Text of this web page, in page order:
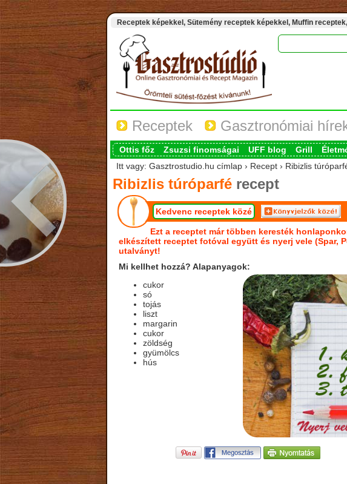
Receptek képekkel, Sütemény receptek képekkel, Muffin
Receptek Gasztronómiai
Ottis főz Zsuzsi finomságai UFF blog Grill
Itt vagy: Gasztrostudio.hu címlap › Recept › Ribizlis
Ribizlis túróparférecept
Kedvenc receptek közé
Ezt a receptet már többen keresték
elkészített receptet fotóval együtt és nyerj vele (Spar,
utalványt!
Mi kellhet hozzá? Alapanyagok:
cukor
só
tojás
liszt
margarin
cukor
zöldség
gyümölcs
hús